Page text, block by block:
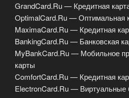
GrandCard.Ru — Кредитная
OptimalCard.Ru — Оптимальная
MaximaCard.Ru — Кредитная
BankingCard.Ru — Банковская
MyBankCard.Ru — Мобильное
карты
ComfortCard.Ru — Кредитная
ElectronCard.Ru — Виртуальные